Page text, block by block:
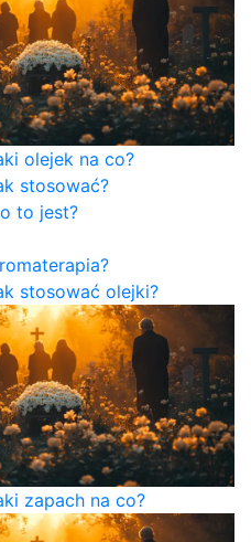
olejek na co?
stosować?
to jest?
stosować olejki?
zapach na co?